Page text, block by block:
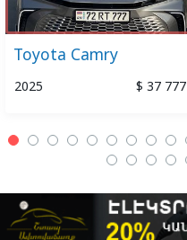
Toyota Camry
2025 $ 37 777